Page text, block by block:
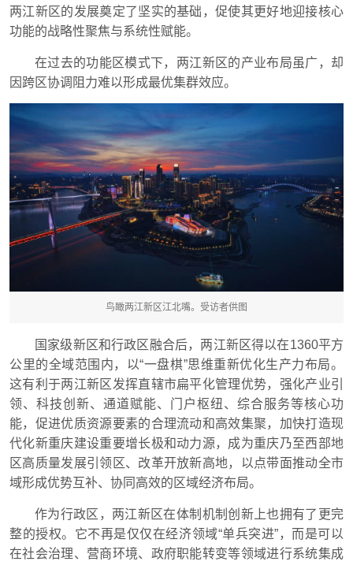
两江新区的发展奠定了坚实的基础，促使其更好地迎接核心
功能的战略性聚焦与系统性赋能。
在过去的功能区模式下，两江新区的产业布局虽广，却
因跨区协调阻力难以形成最优集群效应。
鸟瞰两江新区江北嘴。受访者供图
国家级新区和行政区融合后，两江新区得以在1360平方
公里的全域范围内，以“一盘棋”思维重新优化生产力布局。
这有利于两江新区发挥直辖市扁平化管理优势，强化产业引
领、科技创新、通道赋能、门户枢纽、综合服务等核心功
能，促进优质资源要素的合理流动和高效集聚，加快打造现
代化新重庆建设重要增长极和动力源，成为重庆乃至西部地
区高质量发展引领区、改革开放新高地，以点带面推动全市
域形成优势互补、协同高效的区域经济布局。
作为行政区，两江新区在体制机制创新上也拥有了更完
整的授权。它不再是仅仅在经济领域“单兵突进”，而是可以
在社会治理、营商环境、政府职能转变等领域进行系统集成